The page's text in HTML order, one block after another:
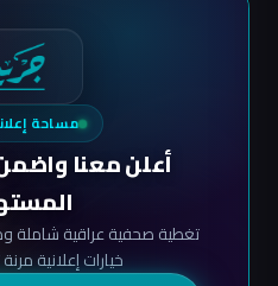
مساحة
أعلن معنا
تغطية صحفية عراقية شاملة
خيارات إعلانية